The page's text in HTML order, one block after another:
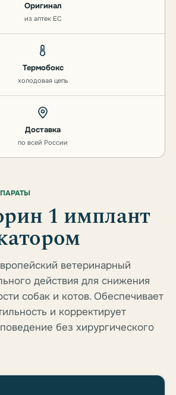
Оригинал
из аптек ЕС
Термобокс
холодовая цепь
Доставка
по всей России
1 имплант
ветеринарный
действия для снижения
собак и котов. Обеспечивает
и корректирует
без хирургического